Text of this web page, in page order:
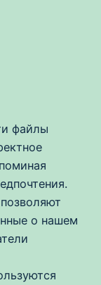
файлы
о нашем